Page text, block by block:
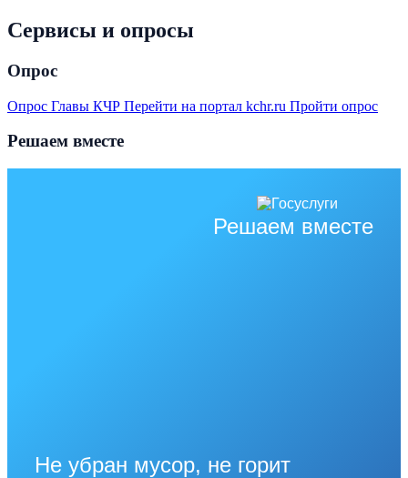
Сервисы и опросы
Опрос
Опрос Главы КЧР Перейти на портал kchr.ru Пройти опрос
Решаем вместе
Решаем вместе
Не убран мусор, не горит